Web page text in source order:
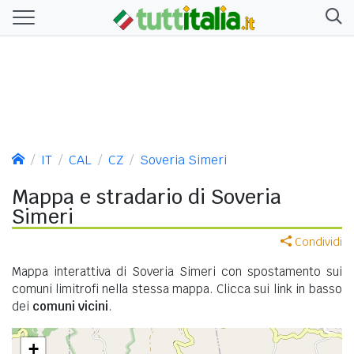
IT CAL CZ Soveria Simeri
Mappa e stradario di Soveria
Simeri
Condividi
Mappa interattiva di Soveria Simeri con spostamento sui
comuni limitrofi nella stessa mappa. Clicca sui link in basso
dei comuni vicini.
+